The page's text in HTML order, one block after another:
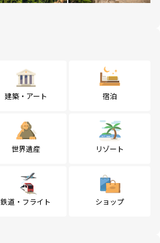
建築・アート 宿泊
世界遺産 リゾート
鉄道・フライト ショップ